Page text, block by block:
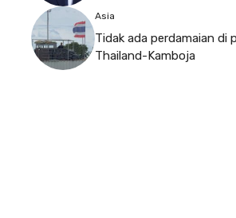
Asia
Tidak ada perdamaian di
Thailand-Kamboja